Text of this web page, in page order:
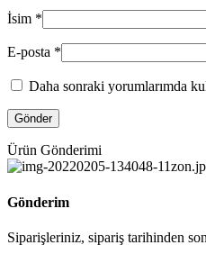
İsim *
E-posta *
Daha sonraki yorumlarımda
Ürün Gönderimi
Gönderim
Siparişleriniz, sipariş tarihinden